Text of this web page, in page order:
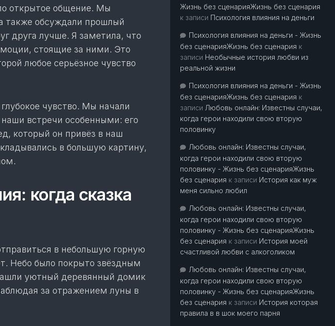
открытое общение. Мы
также обсуждали прошлый
друга лучше. Я заметила, что
стоящие за ними. Это
любое серьёзное чувство
чувство. Мы начали
встречи особенными: его
который он привёз в наш
в большую картину,
когда сказка
в небольшую горную
Небо было покрыто звёздным
уютный деревянный домик
за отражением луны в
Жизнь без сценарияЖизнь без сценария
к записи Психология влияния на деньги
Психология влияния на деньги - Жизнь
без сценарияЖизнь без сценария к
записи Необычные история любви из
реальной жизни
Психология влияния на деньги - Жизнь
без сценарияЖизнь без сценария к
записи Любовь онлайн: Известны случаи,
когда герои находили свою вторую
половинку
Любовь онлайн: Известны случаи,
когда герои находили свою вторую
половинку - Жизнь без сценарияЖизнь
без сценария к записи История как муж
меня сильно любил
Любовь онлайн: Известны случаи,
когда герои находили свою вторую
половинку - Жизнь без сценарияЖизнь
без сценария к записи История моей
счастливой любви с алкоголиком
Любовь онлайн: Известны случаи,
когда герои находили свою вторую
половинку - Жизнь без сценарияЖизнь
без сценария к записи История которая
правила в в шок моего парня